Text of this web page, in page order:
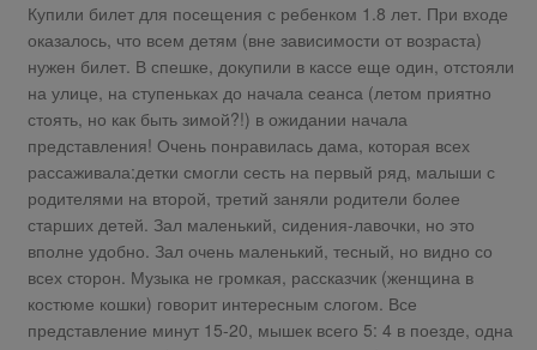
Купили билет для посещения с ребенком 1.8 лет. При входе
оказалось, что всем детям (вне зависимости от возраста)
нужен билет. В спешке, докупили в кассе еще один, отстояли
на улице, на ступеньках до начала сеанса (летом приятно
стоять, но как быть зимой?!) в ожидании начала
представления! Очень понравилась дама, которая всех
рассаживала:детки смогли сесть на первый ряд, малыши с
родителями на второй, третий заняли родители более
старших детей. Зал маленький, сидения-лавочки, но это
вполне удобно. Зал очень маленький, тесный, но видно со
всех сторон. Музыка не громкая, рассказчик (женщина в
костюме кошки) говорит интересным слогом. Все
представление минут 15-20, мышек всего 5: 4 в поезде, одна